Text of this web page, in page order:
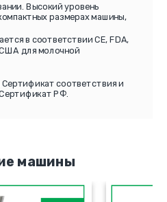
Высокий уровень
размерах машины,
в соответствии СЕ, FDA,
для молочной
соответствия и
РФ.
машины